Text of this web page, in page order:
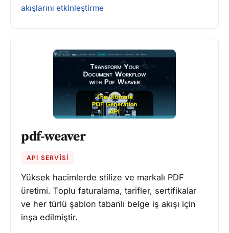
akışlarını etkinleştirme
pdf-weaver
API SERVISI
Yüksek hacimlerde stilize ve markalı PDF
üretimi. Toplu faturalama, tarifler, sertifikalar
ve her türlü şablon tabanlı belge iş akışı için
inşa edilmiştir.